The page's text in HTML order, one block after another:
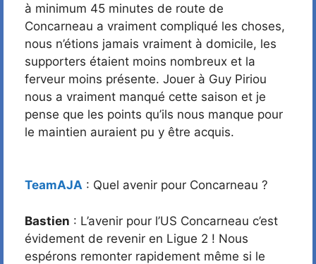
à minimum 45 minutes de route de
Concarneau a vraiment compliqué les choses,
nous n’étions jamais vraiment à domicile, les
supporters étaient moins nombreux et la
ferveur moins présente. Jouer à Guy Piriou
nous a vraiment manqué cette saison et je
pense que les points qu’ils nous manque pour
le maintien auraient pu y être acquis.
TeamAJA : Quel avenir pour Concarneau ?
Bastien : L’avenir pour l’US Concarneau c’est
évidement de revenir en Ligue 2 ! Nous
espérons remonter rapidement même si le